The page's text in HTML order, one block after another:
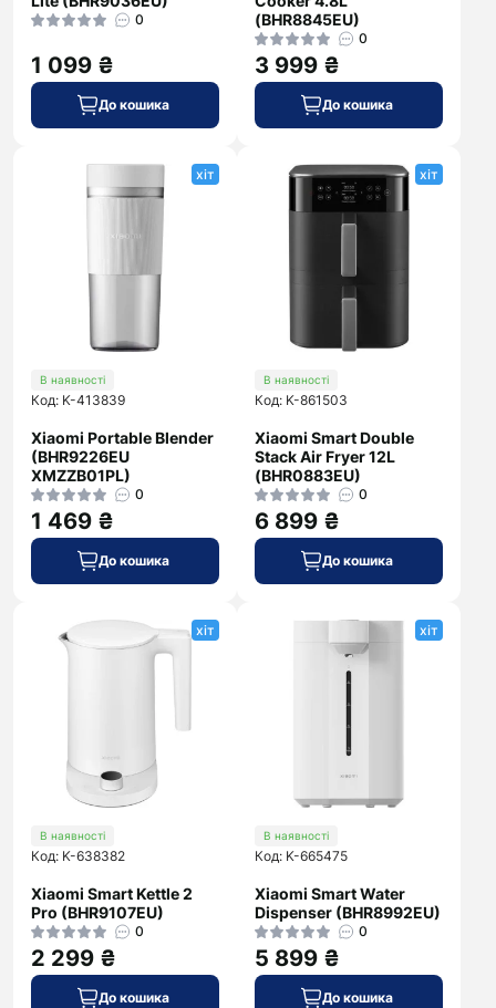
0
1 099 ₴
До кошика
(BHR8845EU)
0
3 999 ₴
До кошика
хіт
В наявності
Код: K-413839
Xiaomi Portable Blender
(BHR9226EU
XMZZB01PL)
0
1 469 ₴
До кошика
хіт
В наявності
Код: K-861503
Xiaomi Smart Double
Stack Air Fryer 12L
(BHR0883EU)
0
6 899 ₴
До кошика
хіт
В наявності
Код: K-638382
Xiaomi Smart Kettle 2
Pro (BHR9107EU)
0
2 299 ₴
До кошика
хіт
В наявності
Код: K-665475
Xiaomi Smart Water
Dispenser (BHR8992EU)
0
5 899 ₴
До кошика